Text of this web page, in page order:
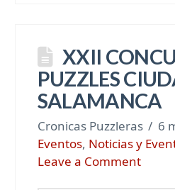
XXII
PUZZLES
SALAMANCA
Cronicas Puzzleras
6
Eventos, Noticias y
Leave a Comment